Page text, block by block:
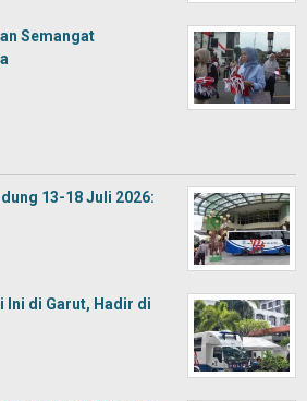
Semangat
13-18 Juli 2026:
Ini di Garut, Hadir di